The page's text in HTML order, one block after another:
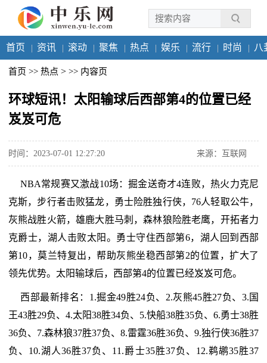
首页 资讯 滚动 聚焦 热点 娱乐 流行 时尚 八
首页 >> 热点 > >> 内容页
环球短讯！太阳输球后西部第4的位置已经
岌岌可危
时间：2023-07-01 12:27:20 来源：互联网
NBA常规赛又激战10场：掘金送奇才4连败，热火力克尼
克斯，步行者击败猛龙，勇士险胜独行侠，76人轻取公牛，
灰熊战胜火箭，雄鹿大胜马刺，森林狼险胜老鹰，开拓者力
克爵士，湖人击败太阳。勇士守住西部第6，湖人回到西部
第10，莫兰特复出，帮助灰熊坐稳西部第2的位置，扩大了
领先优势。太阳输球后，西部第4的位置已经岌岌可危。
西部最新排名：1.掘金49胜24负、2.灰熊45胜27负、3.国
王43胜29负、4.太阳38胜34负、5.快船38胜35负、6.勇士38胜
36负、7.森林狼37胜37负、8.雷霆36胜36负、9.独行侠36胜37
负、10.湖人36胜37负、11.爵士35胜37负、12.鹈鹕35胜37